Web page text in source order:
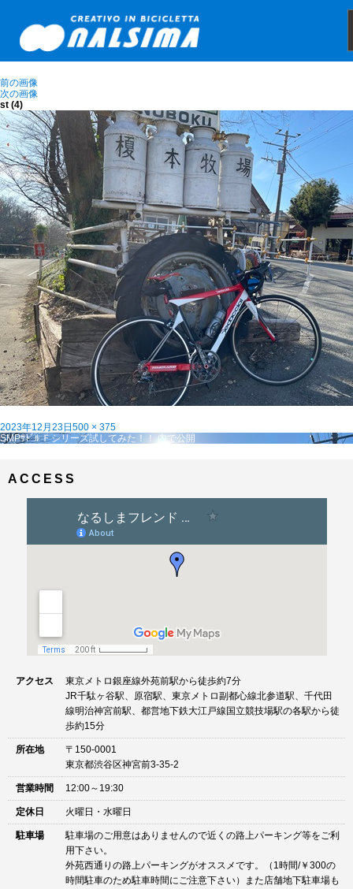
前の画像
次の画像
st (4)
投
稿
2023年12月23日 フ
ル
500 × 375
投
ゲ
SMPｻﾄﾞﾙ Ｆシリーズ試してみた！！ 内で公開
ACCESS
アクセス
東京メトロ銀座線外苑前駅から徒歩約7分
JR千駄ヶ谷駅、原宿駅、東京メトロ副都心線北参道駅、千代田
線明治神宮前駅、都営地下鉄大江戸線国立競技場駅の各駅から徒
歩約15分
所在地
〒150-0001
東京都渋谷区神宮前3-35-2
営業時間 12:00～19:30
定休日 火曜日・水曜日
駐車場
駐車場のご用意はありませんので近くの路上パーキング等をご利
用下さい。
外苑西通りの路上パーキングがオススメです。（1時間/￥300の
時間駐車のため駐車時間にご注意下さい）また店舗地下駐車場も